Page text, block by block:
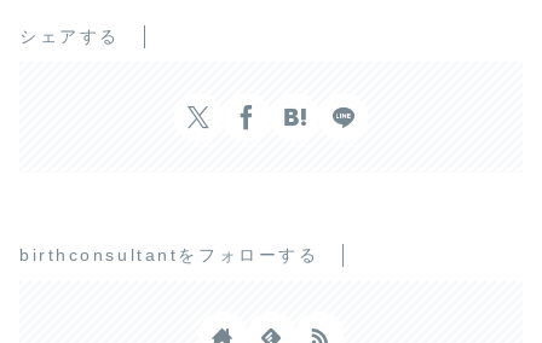
シェアする
birthconsultantをフォローする